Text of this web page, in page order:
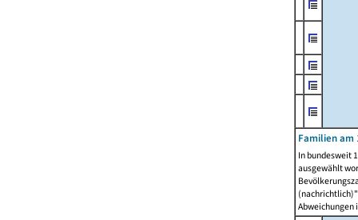
Familien am
In bundesweit
ausgewählt
Abweichungen